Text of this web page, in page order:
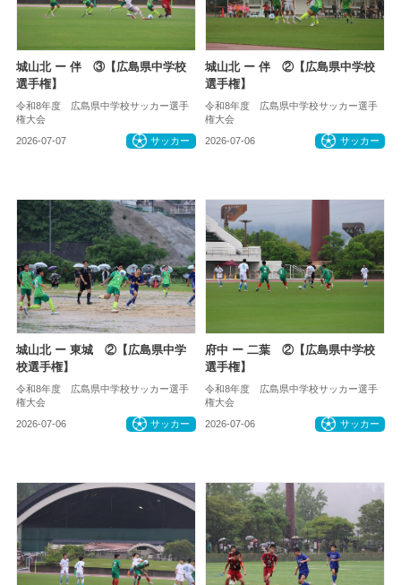
城山北 ー 伴 ③【広島県中学校
選手権】
令和8年度 広島県中学校サッカー選手
権大会
2026-07-07 サッカー
城山北 ー 伴 ②【広島県中学校
選手権】
令和8年度 広島県中学校サッカー選手
権大会
2026-07-06 サッカー
城山北 ー 東城 ②【広島県中学
校選手権】
令和8年度 広島県中学校サッカー選手
権大会
2026-07-06 サッカー
府中 ー 二葉 ②【広島県中学校
選手権】
令和8年度 広島県中学校サッカー選手
権大会
2026-07-06 サッカー